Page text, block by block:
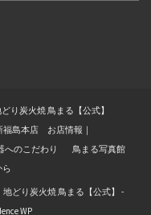
り炭火焼 鳥まる【公式】
福島本店 お店情報｜
へのこだわり
鳥まる写真館
ら
どり炭火焼 鳥まる【公式】 -
WP